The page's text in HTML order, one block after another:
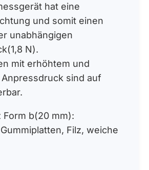
hat eine
und somit einen
unabhängigen
N).
mit erhöhtem und
sind auf
Form b(20 mm):
Filz, weiche